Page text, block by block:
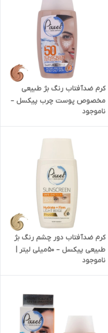
کرم ضدآفتاب رنگ بژ طبیعی
مخصوص پوست چرب پیکسل –
50 میلی لیتر | کد 1905
ناموجود
کرم ضدآفتاب دور چشم رنگ بژ
طبیعی پیکسل – 50میلی لیتر |
کد 1911
ناموجود